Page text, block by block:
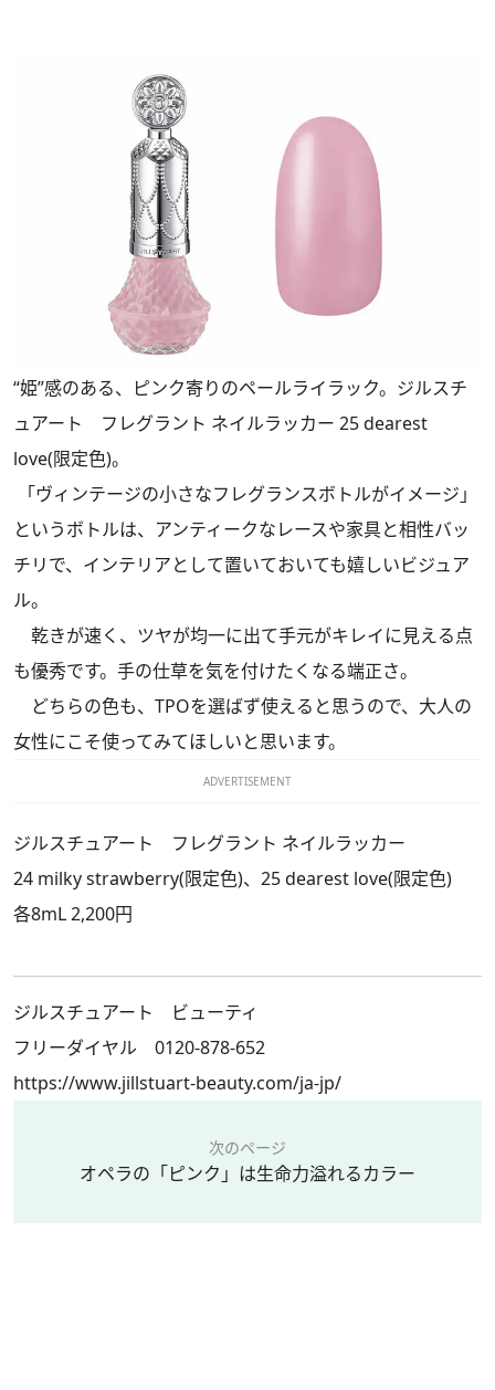
“姫”感のある、ピンク寄りのペールライラック。ジルスチ
ュアート フレグラント ネイルラッカー 25 dearest
love(限定色)。
「ヴィンテージの小さなフレグランスボトルがイメージ」
というボトルは、アンティークなレースや家具と相性バッ
チリで、インテリアとして置いておいても嬉しいビジュア
ル。
乾きが速く、ツヤが均一に出て手元がキレイに見える点
も優秀です。手の仕草を気を付けたくなる端正さ。
どちらの色も、TPOを選ばず使えると思うので、大人の
女性にこそ使ってみてほしいと思います。
ADVERTISEMENT
ジルスチュアート フレグラント ネイルラッカー
24 milky strawberry(限定色)、25 dearest love(限定色)
各8mL 2,200円
ジルスチュアート ビューティ
フリーダイヤル 0120-878-652
https://www.jillstuart-beauty.com/ja-jp/
次のページ
オペラの「ピンク」は生命力溢れるカラー